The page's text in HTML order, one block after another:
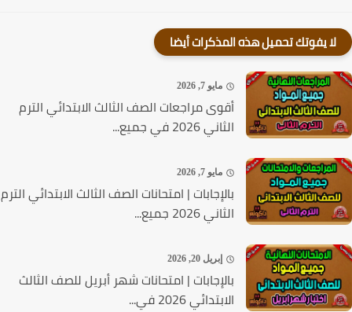
لا يفوتك تحميل هذه المذكرات أيضا
مايو 7, 2026
أقوى مراجعات الصف الثالث الابتدائي الترم
الثاني 2026 في جميع...
مايو 7, 2026
بالإجابات | امتحانات الصف الثالث الابتدائي الترم
الثاني 2026 جميع...
إبريل 20, 2026
بالإجابات | امتحانات شهر أبريل للصف الثالث
الابتدائي 2026 في...